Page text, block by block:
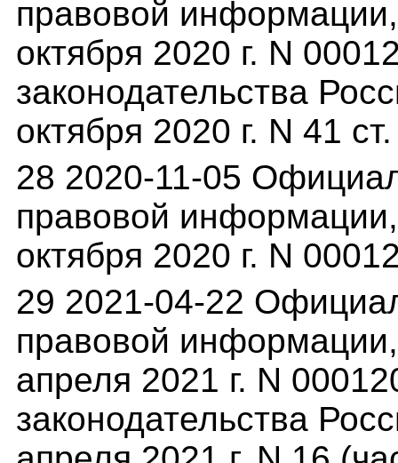
правовой
октября 2020 г. N
законодательства
октября 2020 г. N 41
28 2020-11-05
правовой
октября 2020 г. N
29 2021-04-22
правовой
апреля 2021 г. N
законодательства